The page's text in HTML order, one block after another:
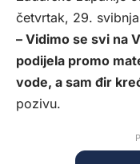
četvrtak, 29.
– Vidimo se svi na
podijela promo
vode, a sam đir
pozivu.